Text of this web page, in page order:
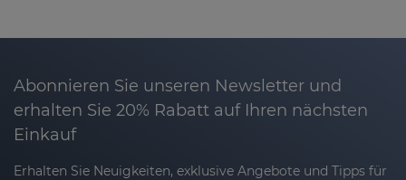
Abonnieren Sie unseren Newsletter und
erhalten Sie 20% Rabatt auf Ihren nächsten
Einkauf
Erhalten Sie Neuigkeiten, exklusive Angebote und Tipps für